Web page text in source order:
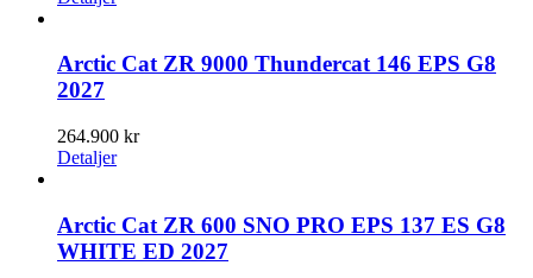
Arctic Cat ZR 9000 Thundercat 146 EPS G8
2027
264.900 kr
Detaljer
Arctic Cat ZR 600 SNO PRO EPS 137 ES G8
WHITE ED 2027